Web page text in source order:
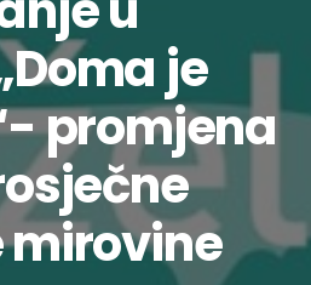
je
promjena